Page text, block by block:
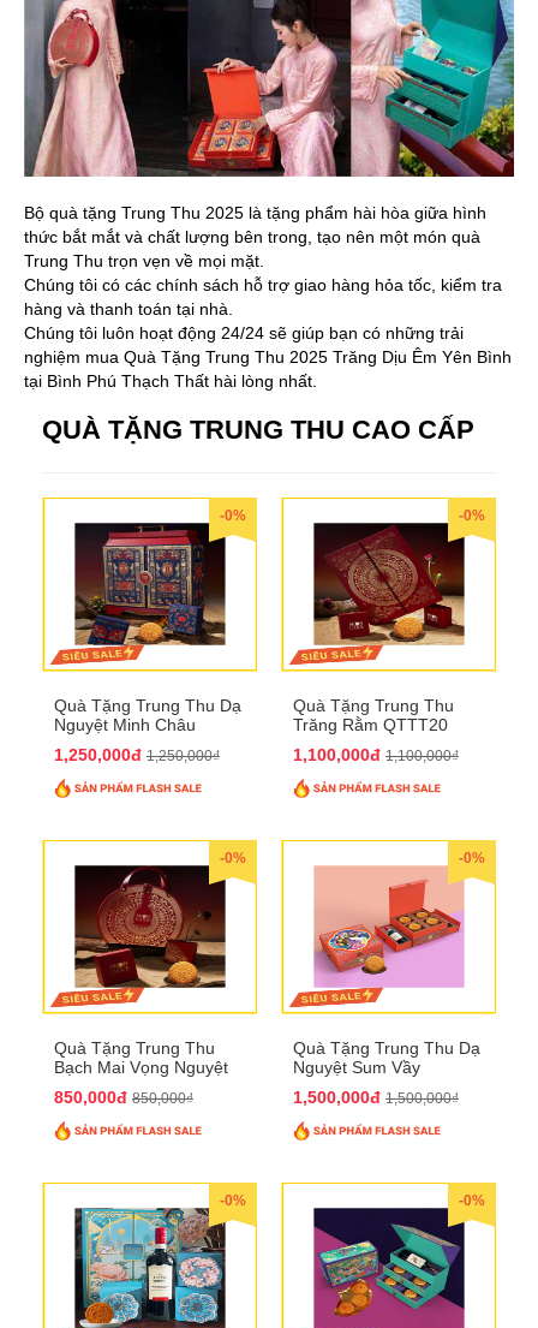
Bộ quà tặng Trung Thu 2025 là tặng phẩm hài hòa giữa hình
thức bắt mắt và chất lượng bên trong, tạo nên một món quà
Trung Thu trọn vẹn về mọi mặt.
Chúng tôi có các chính sách hỗ trợ giao hàng hỏa tốc, kiểm tra
hàng và thanh toán tại nhà.
Chúng tôi luôn hoạt động 24/24 sẽ giúp bạn có những trải
nghiệm mua Quà Tặng Trung Thu 2025 Trăng Dịu Êm Yên Bình
tại Bình Phú Thạch Thất hài lòng nhất.
QUÀ TẶNG TRUNG THU CAO CẤP
-0%
Quà Tặng Trung Thu Dạ
Nguyệt Minh Châu
1,250,000đ 1,250,000₫
-0%
Quà Tặng Trung Thu
Trăng Rằm QTTT20
1,100,000đ 1,100,000₫
-0%
Quà Tặng Trung Thu
Bạch Mai Vọng Nguyệt
850,000đ 850,000₫
-0%
Quà Tặng Trung Thu Dạ
Nguyệt Sum Vầy
1,500,000đ 1,500,000₫
-0% -0%